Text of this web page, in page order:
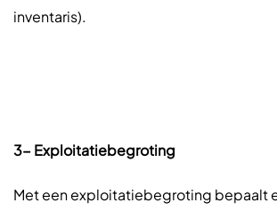
inventaris).
3- Exploitatiebegroting
Met een exploitatiebegroting bepaalt